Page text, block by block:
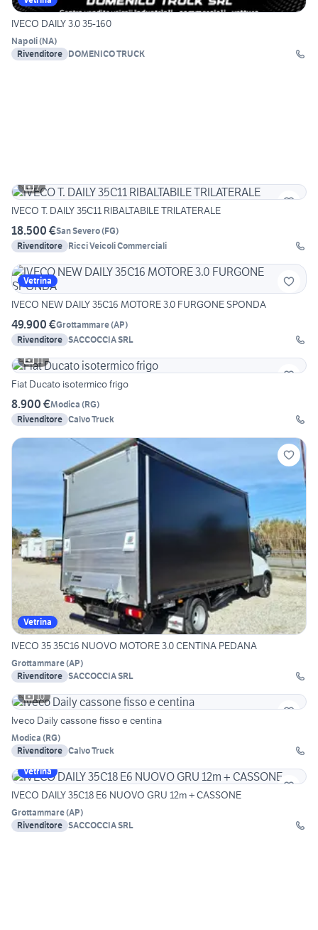
IVECO DAILY 3.0 35-160
Napoli(NA)
Rivenditore DOMENICO TRUCK
7
IVECO T. DAILY 35C11 RIBALTABILE TRILATERALE
18.500 €San Severo(FG)
Rivenditore Ricci Veicoli Commerciali
Vetrina
IVECO NEW DAILY 35C16 MOTORE 3.0 FURGONE SPONDA
49.900 €Grottammare(AP)
Rivenditore SACCOCCIA SRL
11
Fiat Ducato isotermico frigo
8.900 €Modica (RG)
Rivenditore Calvo Truck
Vetrina
IVECO 35 35C16 NUOVO MOTORE 3.0 CENTINA PEDANA
Grottammare(AP)
Rivenditore SACCOCCIA SRL
10
Iveco Daily cassone fisso e centina
Modica (RG)
Rivenditore Calvo Truck
Vetrina
IVECO DAILY 35C18 E6 NUOVO GRU 12m + CASSONE
Grottammare(AP)
Rivenditore SACCOCCIA SRL